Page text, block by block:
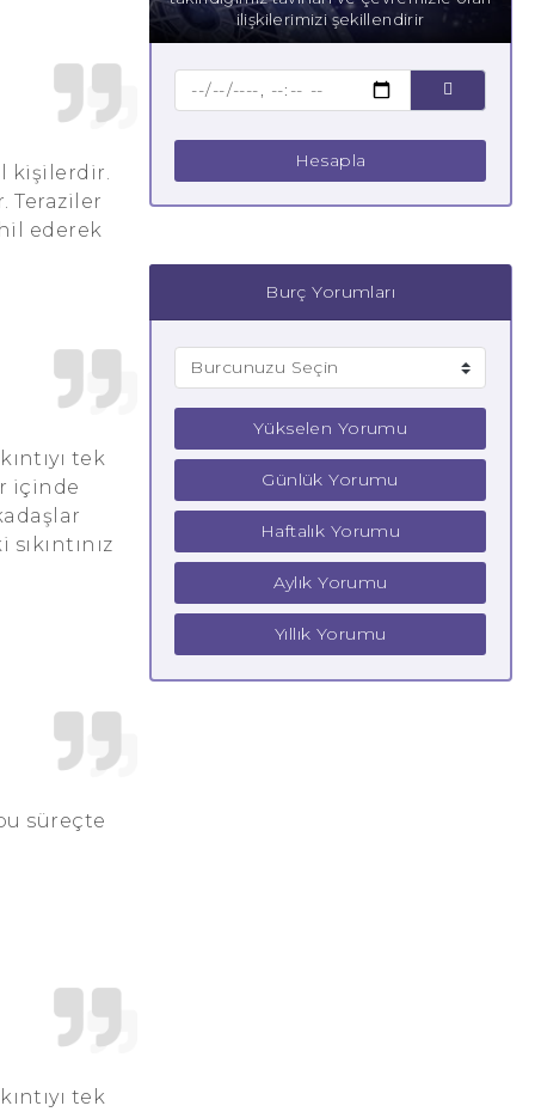
kişilerdir.
Teraziler
ederek
tek
içinde
süreçte
tek
ilişkilerimizi şekillendirir
Hesapla
Burç Yorumları
Yükselen Yorumu
Günlük Yorumu
Haftalık Yorumu
Aylık Yorumu
Yıllık Yorumu